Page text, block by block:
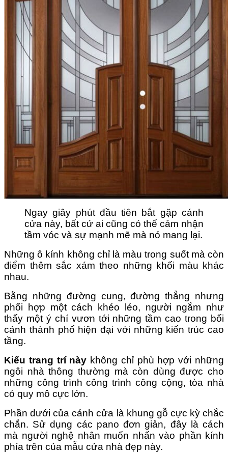
Ngay giây phút đầu tiên bắt gặp cánh
cửa này, bất cứ ai cũng có thể cảm nhận
tầm vóc và sự mạnh mẽ mà nó mang lại.
Những ô kính không chỉ là màu trong suốt mà còn
điểm thêm sắc xám theo những khối màu khác
nhau.
Bằng những đường cung, đường thẳng nhưng
phối hợp một cách khéo léo, người ngắm như
thấy một ý chí vươn tới những tầm cao trong bối
cảnh thành phố hiện đại với những kiến trúc cao
tầng.
Kiểu trang trí này không chỉ phù hợp với những
ngôi nhà thông thường mà còn dùng được cho
những công trình công trình công cộng, tòa nhà
có quy mô cực lớn.
Phần dưới của cánh cửa là khung gỗ cực kỳ chắc
chắn. Sử dụng các pano đơn giản, đây là cách
mà người nghệ nhân muốn nhấn vào phần kính
phía trên của mẫu cửa nhà đẹp này.